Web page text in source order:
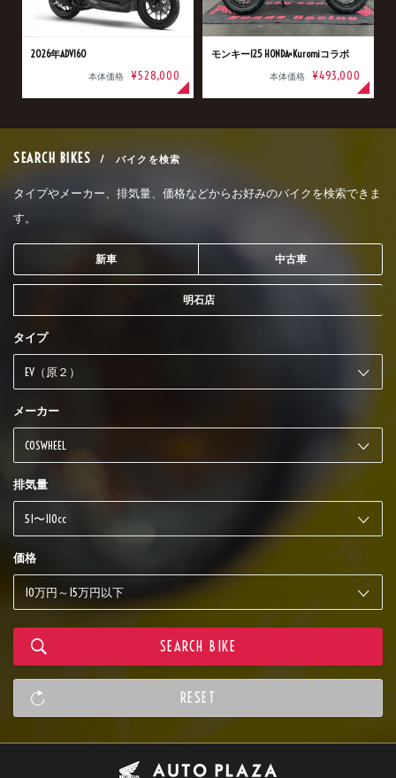
2026年ADV160
本体価格 ¥528,000
モンキー125 HONDA×Kuromiコラボ
本体価格 ¥493,000
SEARCH BIKES / バイクを検索
タイプやメーカー、排気量、価格などからお好みのバイクを検索できま
す。
新車 中古車
明石店
タイプ
メーカー
排気量
価格